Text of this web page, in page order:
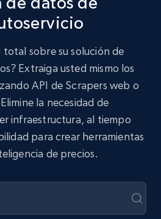
sobre su solución de
Extraiga usted mismo los
API de Scrapers web o
la necesidad de
infraestructura, al tiempo
para crear herramientas
de precios.